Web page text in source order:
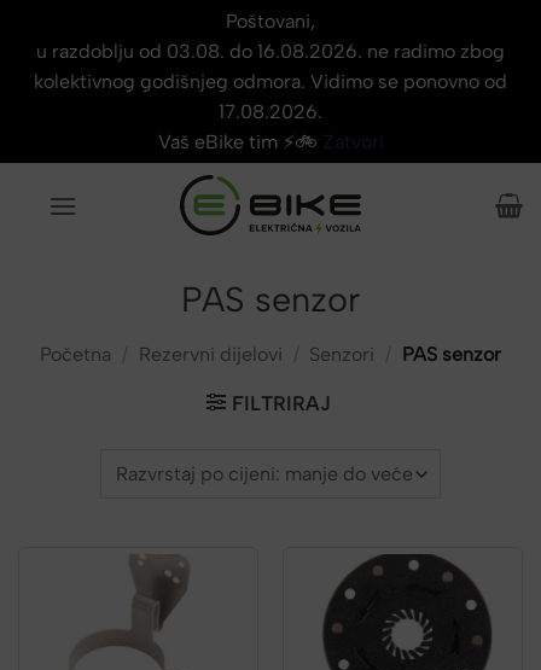
Poštovani,
u razdoblju od 03.08. do 16.08.2026. ne radimo zbog
kolektivnog godišnjeg odmora. Vidimo se ponovno od
17.08.2026.
Vaš eBike tim ⚡🚲 Zatvori
PAS senzor
Početna Rezervni dijelovi Senzori PAS senzor
FILTRIRAJ